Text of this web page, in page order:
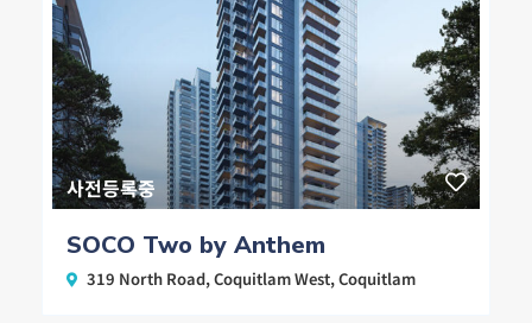
사전등록중
SOCO Two by Anthem
319 North Road,Coquitlam West,Coquitlam